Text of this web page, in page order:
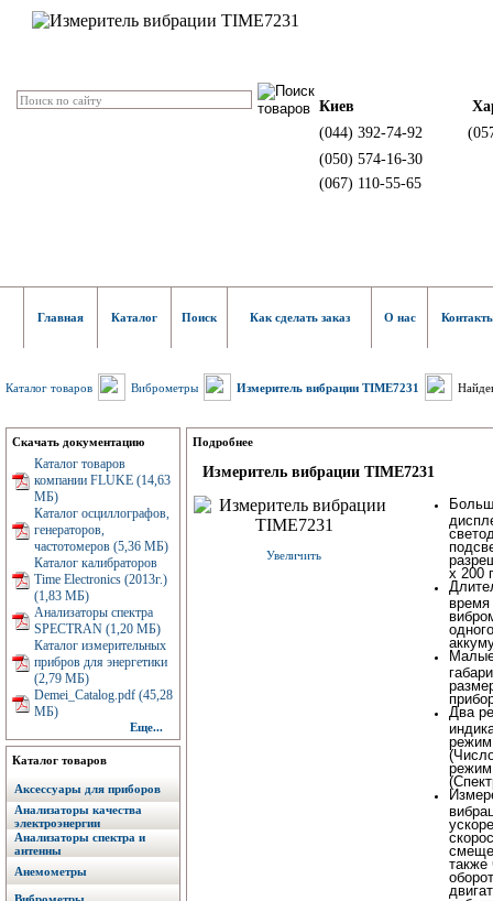
Киев
(044) 392-74-92
(050) 574-16-30
(067) 110-55-65
Главная Каталог Поиск Как сделать заказ О нас
Каталог товаров Виброметры Измеритель вибрации TIME7231
Скачать документацию
Каталог товаров
компании FLUKE (14,63
МБ)
Каталог осциллографов,
генераторов,
частотомеров (5,36 МБ)
Каталог калибраторов
Time Electronics (2013г.)
(1,83 МБ)
Анализаторы спектра
SPECTRAN (1,20 МБ)
Каталог измерительных
прибров для энергетики
(2,79 МБ)
Demei_Catalog.pdf (45,28
МБ)
Еще...
Каталог товаров
Аксессуары для приборов
Анализаторы качества
электроэнергии
Анализаторы спектра и
антенны
Анемометры
Подробнее
Измеритель вибрации TIME7231
Увеличить
х 200
время
Два
режим
режим
также